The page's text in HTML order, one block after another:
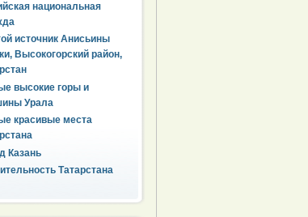
национальная
источник Анисьины
Высокогорский район,
высокие горы и
Урала
красивые места
Казань
Татарстана